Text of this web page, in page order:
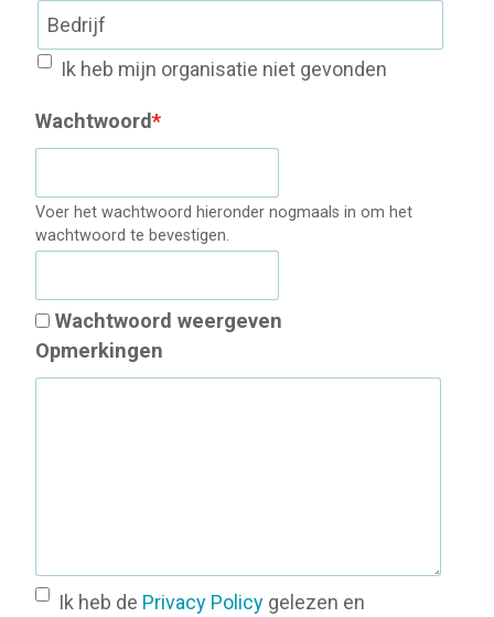
Ik heb mijn organisatie niet gevonden
Wachtwoord*
Voer het wachtwoord hieronder nogmaals in om het
wachtwoord te bevestigen.
Wachtwoord weergeven
Opmerkingen
Ik heb de Privacy Policy gelezen en